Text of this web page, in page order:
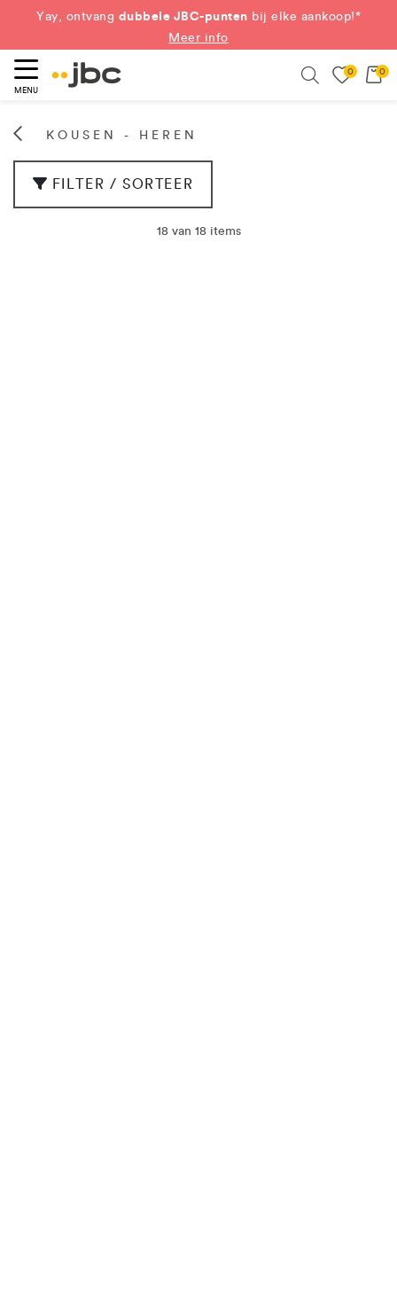
Yay, ontvang dubbele JBC-punten bij elke aankoop!*
Meer info
MENU
0 0
KOUSEN - HEREN
FILTER / SORTEER
18 van 18 items